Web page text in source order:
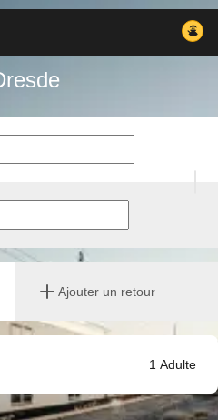
Ajouter un retour
1 Adulte